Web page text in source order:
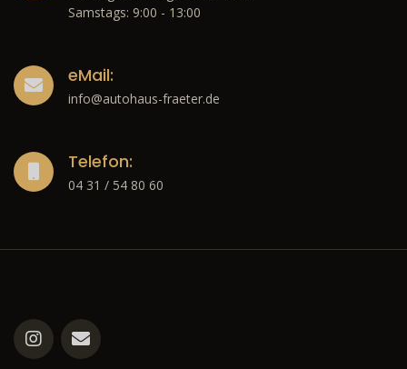
Samstags: 9:00 - 13:00
eMail:
info@autohaus-fraeter.de
Telefon:
04 31 / 54 80 60